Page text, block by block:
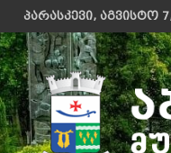
to
content
პარასკევი, აგვისტო